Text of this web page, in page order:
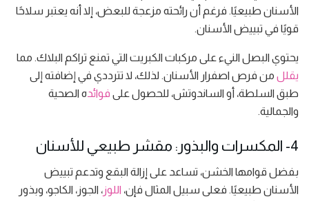
الأسنان طبيعيًا. فرغم أن رائحته مزعجة للبعض، إلا أنه يعتبر سلاحًا
قويًا في تبييض الأسنان.
يحتوي البصل النيء على مركبات الكبريت التي تمنع تراكم البلاك. مما
يقلل من فرص اصفرار الأسنان. لذلك، لا تترددي في إضافته إلى
طبق السلطة، أو الساندوتش، للحصول على فوائده الصحية
والجمالية.
4- المكسرات والبذور: مقشر طبيعي للأسنان
بفضل قوامها الخشن، تساعد على إزالة البقع وتدعم تبييض
الأسنان طبيعيًا. فعلى سبيل المثال فإن، اللوز، الجوز، الكاجو، وبذور